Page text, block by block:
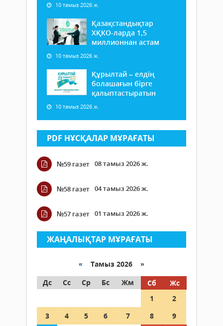
10 тамыз 2026 ж.
Қазақстандықтар
ХҚКО-ларда 1,5
миллионнан астам
10 тамыз 2026 ж.
Құрылтай – елдің
болашағын бірге
қалыптастыратын
10 тамыз 2026 ж.
PDF НҰСҚАЛАР МҰРАҒАТЫ
№59 газет 08 тамыз 2026 ж.
№58 газет 04 тамыз 2026 ж.
№57 газет 01 тамыз 2026 ж.
ЖАҢАЛЫҚТАР МҰРАҒАТЫ
« Тамыз 2026 »
Дс
Сс Ср Бс Жм Сб
Жс
1
2
3
4 5 6 7 8
9